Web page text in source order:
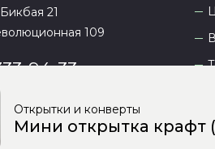
Открытки и конверты
Мини открытка крафт
21
109
94-33